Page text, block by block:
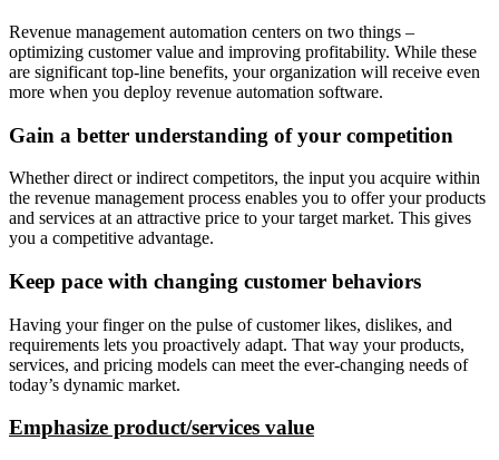
Revenue management automation centers on two things –
optimizing customer value and improving profitability. While these
are significant top-line benefits, your organization will receive even
more when you deploy revenue automation software.
Gain a better understanding of your competition
Whether direct or indirect competitors, the input you acquire within
the revenue management process enables you to offer your products
and services at an attractive price to your target market. This gives
you a competitive advantage.
Keep pace with changing customer behaviors
Having your finger on the pulse of customer likes, dislikes, and
requirements lets you proactively adapt. That way your products,
services, and pricing models can meet the ever-changing needs of
today’s dynamic market.
Emphasize product/services value